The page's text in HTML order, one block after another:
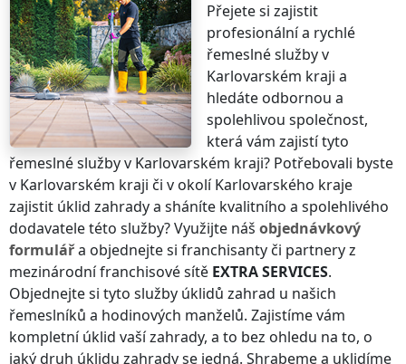
Přejete si zajistit
profesionální a rychlé
řemeslné službyv
Karlovarském kraji a
hledáte odbornou a
spolehlivou společnost,
která vám zajistí tyto
řemeslné službyv Karlovarském kraji? Potřebovali byste
v Karlovarském kraji či v okolíKarlovarského kraje
zajistit úklid zahrady a sháníte kvalitního a spolehlivého
dodavatele této služby? Využijte náš objednávkový
formulářa objednejte si franchisanty či partnery z
mezinárodní franchisové sítě EXTRA SERVICES.
Objednejte si tyto služby úklidů zahrad u našich
řemeslníků a hodinových manželů. Zajistíme vám
kompletní úklid vaší zahrady, a to bez ohledu na to, o
jaký druh úklidu zahrady se jedná. Shrabeme a uklidíme